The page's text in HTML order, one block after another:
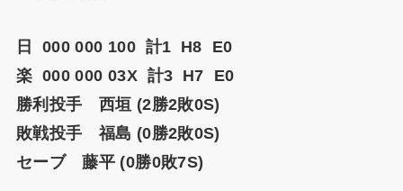
日 000 000 100 計1 H8 E0
楽 000 000 03X 計3 H7 E0
勝利投手 西垣 (2勝2敗0S)
敗戦投手 福島 (0勝2敗0S)
セーブ 藤平 (0勝0敗7S)